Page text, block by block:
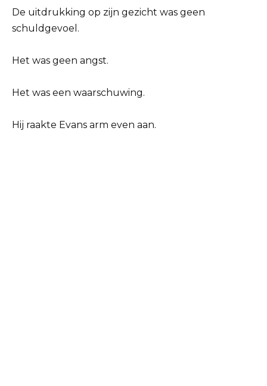
De uitdrukking op zijn gezicht was geen
schuldgevoel.
Het was geen angst.
Het was een waarschuwing.
Hij raakte Evans arm even aan.